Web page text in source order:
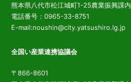
熊本県八代市松江城町1-25農業振興課内
電話番号：0965-33-8751
E-mail:noushin@city.yatsushiro.lg.jp
全国い産業連携協議会
〒866-8601